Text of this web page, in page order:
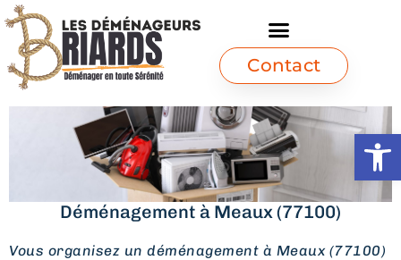
Ouvrir
Contact
Déménagement à Meaux (77100)
Vous organisez un déménagement à Meaux (77100)